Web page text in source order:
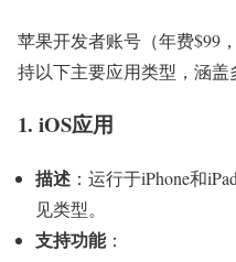
苹果开发者账号（年费$99
持以下主要应用类型，涵盖
1. iOS应用
描述 ：运行于iPhone和
见类型。
支持功能：